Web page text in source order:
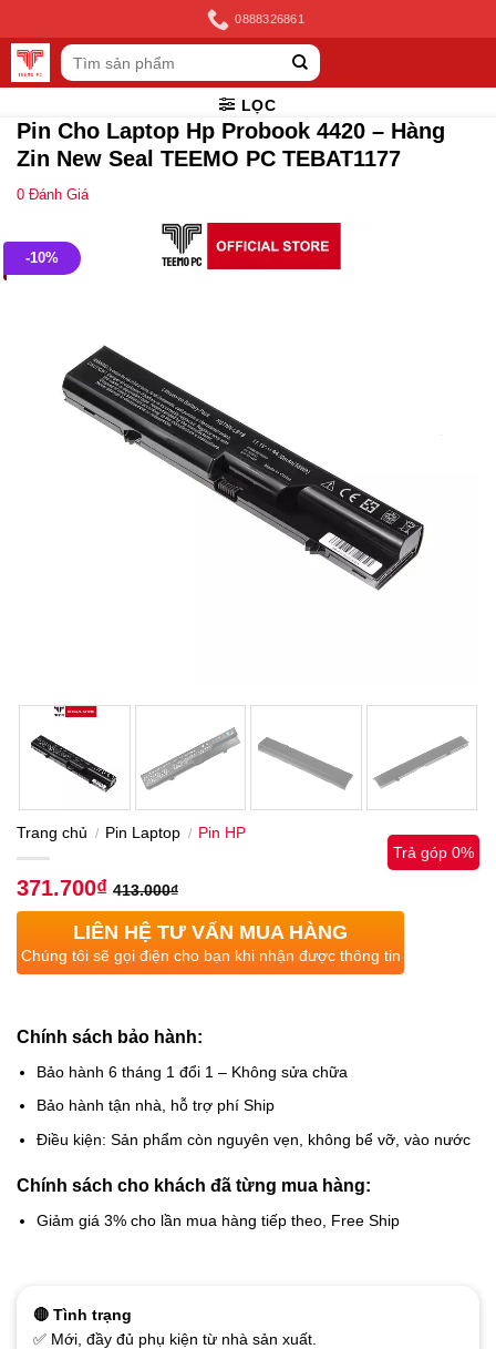
to
content
0888326861
Tìm
kiếm:
LỌC
Pin Cho Laptop Hp Probook 4420 – Hàng
Zin New Seal TEEMO PC TEBAT1177
0 Đánh Giá
-10%
Trang chủ / Pin Laptop / Pin HP
371.700₫ 413.000₫
Trả góp 0%
LIÊN HỆ TƯ VẤN MUA HÀNG
Chúng tôi sẽ gọi điện cho bạn khi nhận được thông tin
Chính sách bảo hành:
Bảo hành 6 tháng 1 đổi 1 – Không sửa chữa
Bảo hành tận nhà, hỗ trợ phí Ship
Điều kiện: Sản phẩm còn nguyên vẹn, không bể vỡ, vào nước
Chính sách cho khách đã từng mua hàng:
Giảm giá 3% cho lần mua hàng tiếp theo, Free Ship
🔴 Tình trạng
✅ Mới, đầy đủ phụ kiện từ nhà sản xuất.